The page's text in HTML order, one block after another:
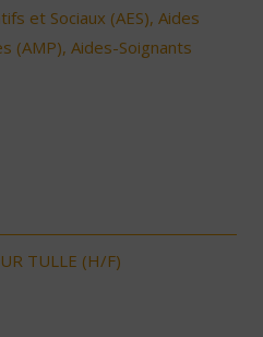
et Sociaux (AES), Aides
(AMP), Aides-Soignants
TULLE (H/F)